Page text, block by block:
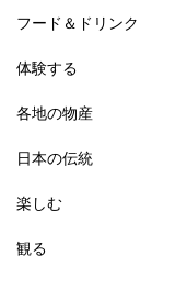
フード＆ドリンク
体験する
各地の物産
日本の伝統
楽しむ
観る